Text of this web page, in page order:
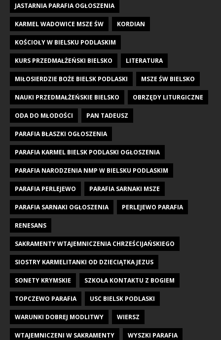
JASTARNIA PARAFIA OGŁOSZENIA
KARMEL WADOWICE MSZE ŚW KORDIAN
KOŚCIOŁY W BIELSKU PODLASKIM
KURS PRZEDMAŁŻEŃSKI BIELSKO LITERATURA
MIŁOSIERDZIE BOŻE BIELSK PODLASKI MSZE ŚW BIELSKO
NAUKI PRZEDMAŁŻEŃSKIE BIELSKO OBRZĘDY LITURGICZNE
ODA DO MŁODOŚCI PAN TADEUSZ
PARAFIA BŁASZKI OGŁOSZENIA
PARAFIA KARMEL BIELSK PODLASKI OGŁOSZENIA
PARAFIA NARODZENIA NMP W BIELSKU PODLASKIM
PARAFIA PERLEJEWO PARAFIA SARNAKI MSZE
PARAFIA SARNAKI OGŁOSZENIA PERLEJEWO PARAFIA
RENESANS
SAKRAMENTY WTAJEMNICZENIA CHRZEŚCIJAŃSKIEGO
SIOSTRY KARMELITANKI OD DZIECIĄTKA JEZUS
SONETY KRYMSKIE SZKOŁA KONTAKTU Z BOGIEM
TOPCZEWO PARAFIA USC BIELSK PODLASKI
WARUNKI DOBREJ MODLITWY WIERSZ
WTAJEMNICZENI W SAKRAMENTY WYSZKI PARAFIA